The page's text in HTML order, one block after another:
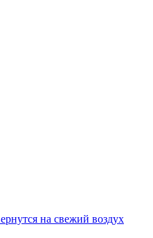
на свежий воздух